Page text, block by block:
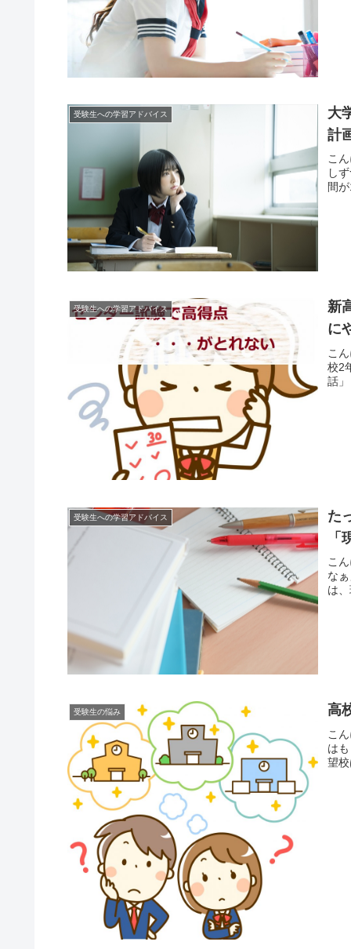
受験生への学習アドバイス
大
計
こ
し
間
受験生への学習アドバイス
新
に
こ
校2
話
受験生への学習アドバイス
た
こ
な
は
受験生の悩み 高
こ
は
望